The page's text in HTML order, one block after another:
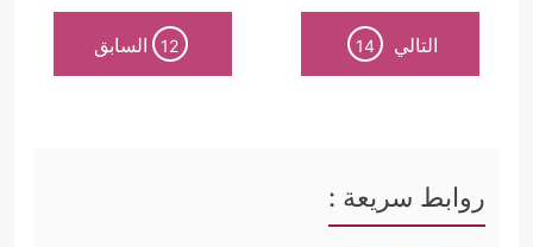
التالي 14
12 السابق
روابط سريعة :